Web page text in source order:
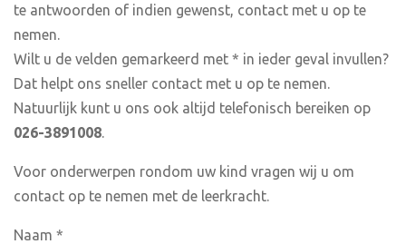
te antwoorden of indien gewenst, contact met u op te
nemen.
Wilt u de velden gemarkeerd met * in ieder geval invullen?
Dat helpt ons sneller contact met u op te nemen.
Natuurlijk kunt u ons ook altijd telefonisch bereiken op
026-3891008.
Voor onderwerpen rondom uw kind vragen wij u om
contact op te nemen met de leerkracht.
Naam *